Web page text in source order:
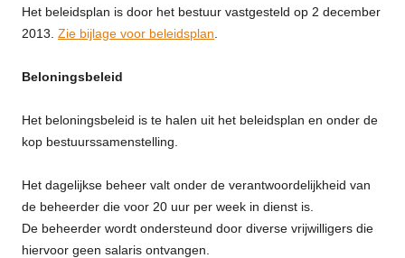
Het beleidsplan is door het bestuur vastgesteld op 2 december
2013. Zie bijlage voor beleidsplan
Beloningsbeleid
Het beloningsbeleid is te halen uit het beleidsplan en onder de
kop bestuurssamenstelling.
Het dagelijkse beheer valt onder de verantwoordelijkheid van
de beheerder die voor 20 uur per week in dienst is.
De beheerder wordt ondersteund door diverse vrijwilligers die
hiervoor geen salaris ontvangen.